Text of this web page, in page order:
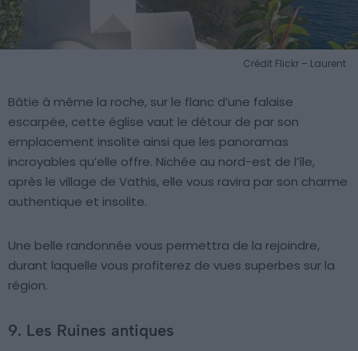
Crédit Flickr – Laurent
Bâtie à même la roche, sur le flanc d’une falaise
escarpée, cette église vaut le détour de par son
emplacement insolite ainsi que les panoramas
incroyables qu’elle offre. Nichée au nord-est de l’île,
après le village de Vathis, elle vous ravira par son charme
authentique et insolite.
Une belle randonnée vous permettra de la rejoindre,
durant laquelle vous profiterez de vues superbes sur la
région.
9. Les Ruines antiques